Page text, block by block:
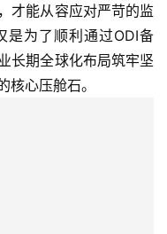
才能从容应对严苛的监
是为了顺利通过ODI备
长期全球化布局筑牢坚
心压舱石。